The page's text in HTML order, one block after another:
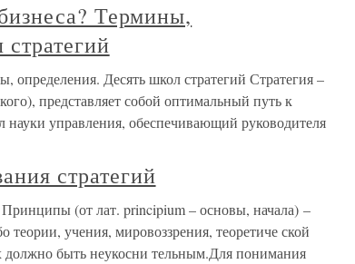
Термины,
определения. Десять школ стратегий Стратегия –
представляет собой оптимальный путь к
науки управления, обеспечивающий руководителя
стратегий
(от лат. principium – основы, начала) –
учения, мировоззрения, теоретиче ской
быть неукосни тельным.Для понимания